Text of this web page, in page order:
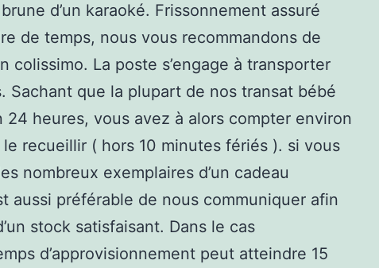
d’un karaoké. Frissonnement assuré
de temps, nous vous recommandons de
colissimo. La poste s’engage à transporter
Sachant que la plupart de nos transat bébé
24 heures, vous avez à alors compter environ
recueillir ( hors 10 minutes fériés ). si vous
nombreux exemplaires d’un cadeau
aussi préférable de nous communiquer afin
stock satisfaisant. Dans le cas
d’approvisionnement peut atteindre 15